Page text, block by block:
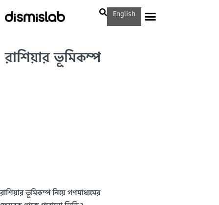
English
রাশিয়ার ভূমিকম্প
রাশিয়ার ভূমিকম্প নিয়ে গণমাধ্যমের